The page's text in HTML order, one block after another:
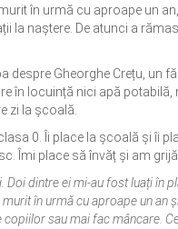
în urmă cu aproape un
la naștere. De atunci a
despre Gheorghe Crețu, un
în locuință nici apă
zi la școală.
0. Îi place la școală și îi
Îmi place să învăț și am
dintre ei mi-au fost luați în
în urmă cu aproape un an
sau mai fac mâncare.